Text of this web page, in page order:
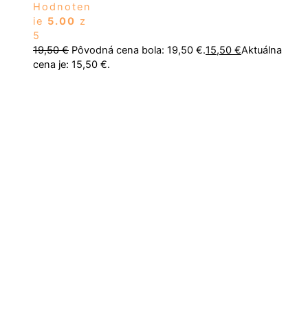
Hodnoten
ie 5.00 z
5
19,50€ Pôvodná cena bola: 19,50 €.15,50 €Aktuálna
cena je: 15,50 €.